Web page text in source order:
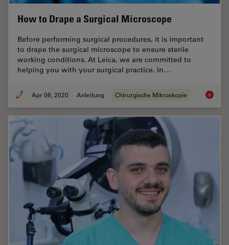
How to Drape a Surgical Microscope
Before performing surgical procedures, it is important
to drape the surgical microscope to ensure sterile
working conditions. At Leica, we are committed to
helping you with your surgical practice. In…
Apr 06, 2020 Anleitung Chirurgische Mikroskopie How to